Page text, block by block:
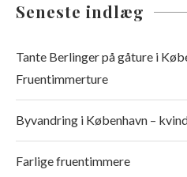
Seneste indlæg
Tante Berlinger på gåture i
Fruentimmerture
Byvandring i København –
Farlige fruentimmere